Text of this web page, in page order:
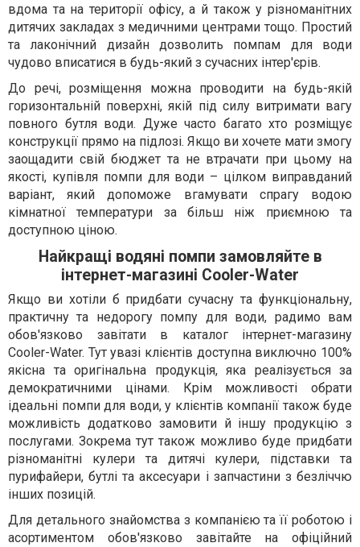
вдома та на території офісу, а й також у різноманітних
дитячих закладах з медичними центрами тощо. Простий
та лаконічний дизайн дозволить помпам для води
чудово вписатися в будь-який з сучасних інтер'єрів.
До речі, розміщення можна проводити на будь-якій
горизонтальній поверхні, якій під силу витримати вагу
повного бутля води. Дуже часто багато хто розміщує
конструкції прямо на підлозі. Якщо ви хочете мати змогу
заощадити свій бюджет та не втрачати при цьому на
якості, купівля помпи для води – цілком виправданий
варіант, який допоможе вгамувати спрагу водою
кімнатної температури за більш ніж приємною та
доступною ціною.
Найкращі водяні помпи замовляйте в
інтернет-магазині Cooler-Water
Якщо ви хотіли б придбати сучасну та функціональну,
практичну та недорогу помпу для води, радимо вам
обов'язково завітати в каталог інтернет-магазину
Cooler-Water. Тут увазі клієнтів доступна виключно 100%
якісна та оригінальна продукція, яка реалізується за
демократичними цінами. Крім можливості обрати
ідеальні помпи для води, у клієнтів компанії також буде
можливість додатково замовити й іншу продукцію з
послугами. Зокрема тут також можливо буде придбати
різноманітні кулери та дитячі кулери, підставки та
пурифайери, бутлі та аксесуари і запчастини з безліччю
інших позицій.
Для детального знайомства з компанією та її роботою і
асортиментом обов'язково завітайте на офіційний